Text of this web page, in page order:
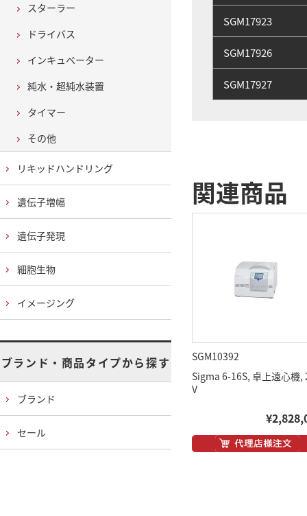
SGM17923
SGM17926
SGM17927
関連商品
SGM10392
Sigma 6-16S, 卓上遠心機,
V
スターラー
ドライバス
インキュベーター
純水・超純水装置
タイマー
その他
リキッドハンドリング
遺伝子増幅
遺伝子発現
細胞生物
イメージング
ブランド・商品タイプから探す
ブランド
セール